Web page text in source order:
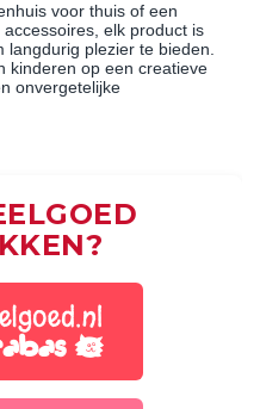
voor thuis of een
elk product is
langdurig plezier te bieden.
kinderen op een creatieve
onvergetelijke